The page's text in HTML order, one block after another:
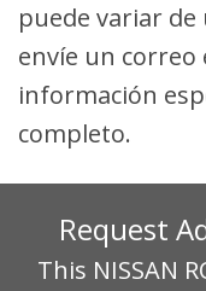
puede variar
envíe un
información
completo.
Request
This NISSAN